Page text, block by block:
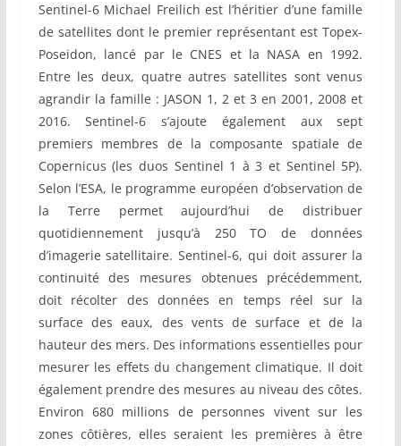
Sentinel-6 Michael Freilich est l’héritier d’une famille
de satellites dont le premier représentant est Topex-
Poseidon, lancé par le CNES et la NASA en 1992.
Entre les deux, quatre autres satellites sont venus
agrandir la famille : JASON 1, 2 et 3 en 2001, 2008 et
2016. Sentinel-6 s’ajoute également aux sept
premiers membres de la composante spatiale de
Copernicus (les duos Sentinel 1 à 3 et Sentinel 5P).
Selon l’ESA, le programme européen d’observation de
la Terre permet aujourd’hui de distribuer
quotidiennement jusqu’à 250 TO de données
d’imagerie satellitaire. Sentinel-6, qui doit assurer la
continuité des mesures obtenues précédemment,
doit récolter des données en temps réel sur la
surface des eaux, des vents de surface et de la
hauteur des mers. Des informations essentielles pour
mesurer les effets du changement climatique. Il doit
également prendre des mesures au niveau des côtes.
Environ 680 millions de personnes vivent sur les
zones côtières, elles seraient les premières à être